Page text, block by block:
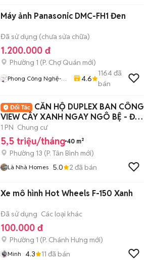
Máy ảnh Panasonic DMC-FH1 Đen
Đã sử dụng (chưa sửa chữa)
1.200.000 đ
Phường 1 (P. Chợ Quán mới)
Phong Công Nghệ-
4.6
1164đã
bán
CĂN HỘ DUPLEX BAN CÔNG
VIEW CÂY XANH NGAY NGÔ BỆ - ĐỐI
DIỆN ETOWN
1 PN Chung cư
5,5 triệu/tháng 40 m²
Phường 13 (P. Tân Bình mới)
Là Nhà Homes 5.0 2 đã bán
Xe mô hình Hot Wheels F-150 Xanh
Đã sử dụng Các loại khác
100.000 đ
Phường 1 (P. Chánh Hưng mới)
Minh 4.3 11 đã bán